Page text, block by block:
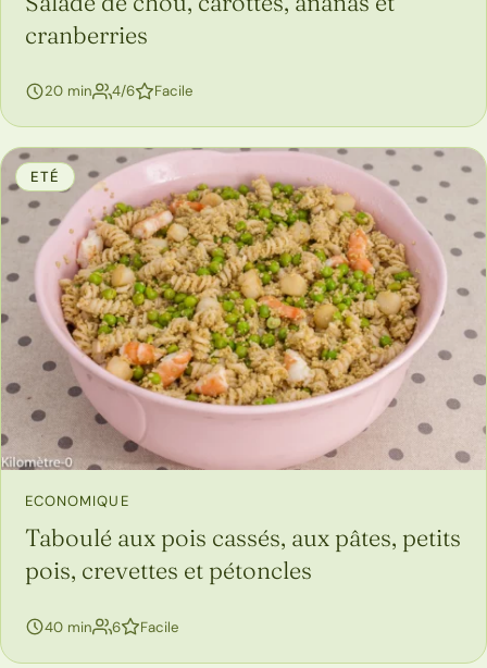
cranberries
20 min 4/6personnes
Facile
ETÉ
ECONOMIQUE
Taboulé aux pois cassés, aux pâtes, petits
pois, crevettes et pétoncles
40 min 6personnes
Facile